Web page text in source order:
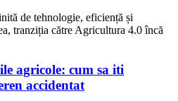
de tehnologie, eficiență și
tranziția către Agricultura 4.0 încă
agricole: cum sa iti
accidentat